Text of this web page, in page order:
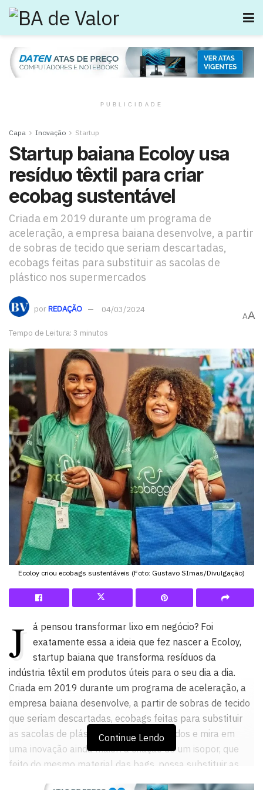
PUBLICIDADE
Capa Inovação Startup
Startup baiana Ecoloy usa
resíduo têxtil para criar
ecobag sustentável
Criada em 2019 durante um programa de
aceleração, a empresa baiana desenvolve, a partir
de sobras de tecido que seriam descartadas,
ecobags feitas para substituir as sacolas de
plástico nos supermercados
porREDAÇÃO 04/03/2024
Tempo de Leitura: 3 minutos
AA
Ecoloy criou ecobags sustentáveis (Foto: Gustavo SImas/Divulgação)
J
á pensou transformar lixo em negócio? Foi
exatamente essa a ideia que fez nascer a Ecoloy,
startup baiana que transforma resíduos da
indústria têxtil em produtos úteis para o seu dia a dia.
Criada em 2019 durante um programa de aceleração, a
empresa baiana desenvolve, a partir de sobras de tecido
que seriam descartadas, ecobags feitas para substituir
as sacolas de plástico nos supermercados e mira em
uma inovação ainda maior: a criação de um isopor, que
feito do mesmo material das bags, possa substituir as
Continue Lendo